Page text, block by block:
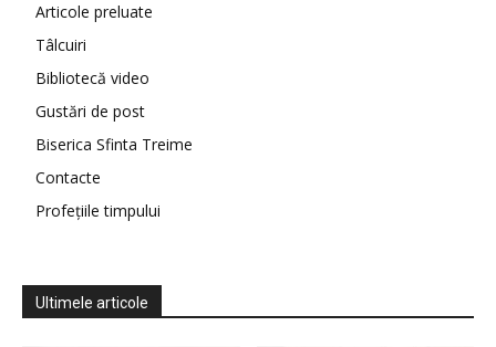
Articole preluate
Tâlcuiri
Bibliotecă video
Gustări de post
Biserica Sfinta Treime
Contacte
Profețiile timpului
Ultimele articole